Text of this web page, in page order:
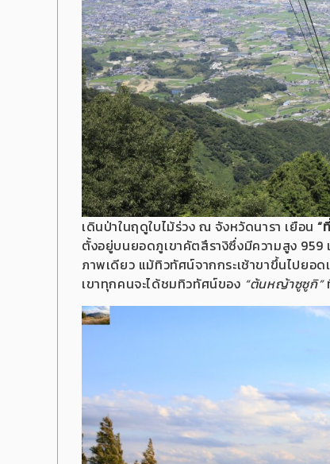
เดินป่าในฤดูใบไม้ร่วง ณ จังหวัดนารา เยือน“
ตั้งอยู่บนยอดภูเขาคัตสึรางิซึ่งมีความสูง 959
ภาพเดียว แม้ทิวทัศน์จากกระเช้าขาขึ้นไปยอ
เขาทุกคนจะได้ชมทิวทัศน์ของ “ต้นหญ้าซูซูกิ”